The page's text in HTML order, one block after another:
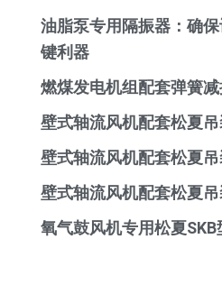
油脂泵专用隔振器：确
键利器
燃煤发电机组配套弹簧
壁式轴流风机配套松夏
壁式轴流风机配套松夏
壁式轴流风机配套松夏
氧气鼓风机专用松夏